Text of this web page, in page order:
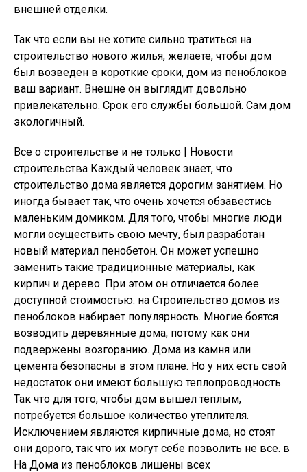
внешней отделки.
Так что если вы не хотите сильно тратиться на
строительство нового жилья, желаете, чтобы дом
был возведен в короткие сроки, дом из пеноблоков
ваш вариант. Внешне он выглядит довольно
привлекательно. Срок его службы большой. Сам дом
экологичный.
Все о строительстве и не только | Новости
строительства Каждый человек знает, что
строительство дома является дорогим занятием. Но
иногда бывает так, что очень хочется обзавестись
маленьким домиком. Для того, чтобы многие люди
могли осуществить свою мечту, был разработан
новый материал пенобетон. Он может успешно
заменить такие традиционные материалы, как
кирпич и дерево. При этом он отличается более
доступной стоимостью. на Строительство домов из
пеноблоков набирает популярность. Многие боятся
возводить деревянные дома, потому как они
подвержены возгоранию. Дома из камня или
цемента безопасны в этом плане. Но у них есть свой
недостаток они имеют большую теплопроводность.
Так что для того, чтобы дом вышел теплым,
потребуется большое количество утеплителя.
Исключением являются кирпичные дома, но стоят
они дорого, так что их могут себе позволить не все. в
На Дома из пеноблоков лишены всех